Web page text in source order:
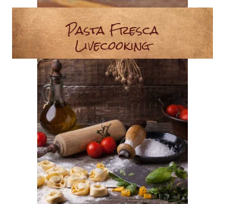
Pasta Fresca
Livecooking